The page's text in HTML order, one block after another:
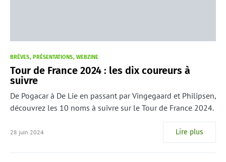
BRÈVES PRÉSENTATIONS WEBZINE
Tour de France 2024 : les dix coureurs à
suivre
De Pogacar à De Lie en passant par Vingegaard et Philipsen,
découvrez les 10 noms à suivre sur le Tour de France 2024.
28 juin 2024 Lire plus